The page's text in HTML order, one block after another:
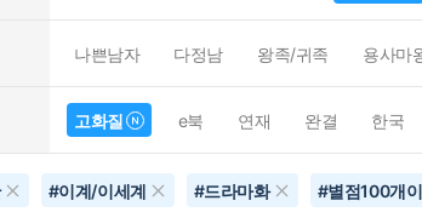
나쁜남자 다정남 왕족/귀족 용사마
고화질 e북 연재 완결 한국
#이계/이세계 #드라마화 #별점100개